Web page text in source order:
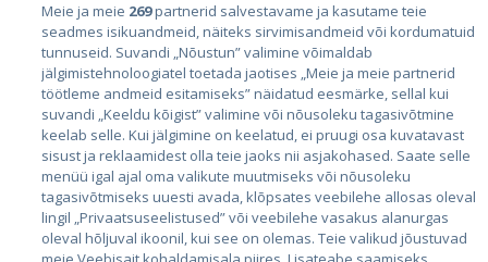
Страны
Эстония
Латвия
Литва
Meie ja meie 269partnerid salvestavame ja kasutame teie
seadmes isikuandmeid, näiteks sirvimisandmeid või kordumatuid
tunnuseid. Suvandi „Nõustun” valimine võimaldab
jälgimistehnoloogiatel toetada jaotises „Meie ja meie partnerid
töötleme andmeid esitamiseks” näidatud eesmärke, sellal kui
suvandi „Keeldu kõigist” valimine või nõusoleku tagasivõtmine
keelab selle. Kui jälgimine on keelatud, ei pruugi osa kuvatavast
sisust ja reklaamidest olla teie jaoks nii asjakohased. Saate selle
menüü igal ajal oma valikute muutmiseks või nõusoleku
tagasivõtmiseks uuesti avada, klõpsates veebilehe allosas oleval
lingil „Privaatsuseelistused” või veebilehe vasakus alanurgas
oleval hõljuval ikoonil, kui see on olemas. Teie valikud jõustuvad